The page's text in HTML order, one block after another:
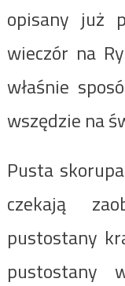
opisany już
wieczór na
właśnie
wszędzie na
Pusta
czekają
pustostany
pustostany